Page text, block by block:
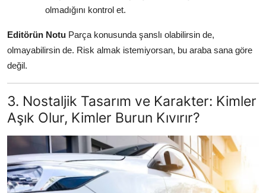
olmadığını kontrol et.
Editörün Notu Parça konusunda şanslı olabilirsin de,
olmayabilirsin de. Risk almak istemiyorsan, bu araba sana göre
değil.
3. Nostaljik Tasarım ve Karakter: Kimler
Aşık Olur, Kimler Burun Kıvırır?